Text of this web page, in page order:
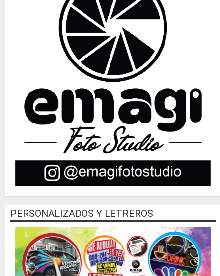
PERSONALIZADOS Y LETREROS